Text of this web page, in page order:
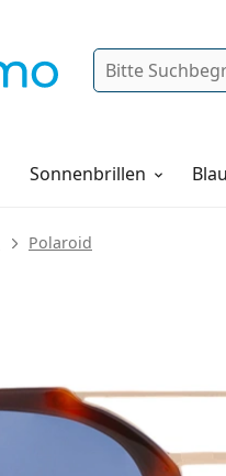
Suche
Sonnenbrillen
Polaroid